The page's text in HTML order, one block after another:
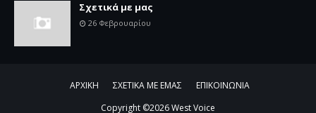
Σχετικά με μας
26 Φεβρουαρίου
ΑΡΧΙΚΗ ΣΧΕΤΙΚΑ ΜΕ ΕΜΑΣ
ΕΠΙΚΟΙΝΩΝΙΑ
Copyright ©2026West Voice